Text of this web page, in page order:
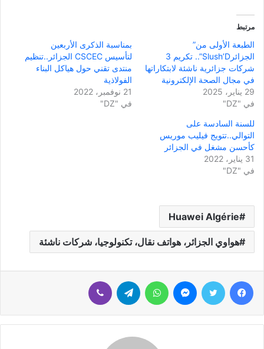
مرتبط
الطبعة الأولى من”
الجزائرSlush’D”.. تكريم 3
شركات جزائرية ناشئة لابتكاراتها
في مجال الصحة الإلكترونية
29 يناير، 2025
في "DZ"
بمناسبة الذكرى الأربعين
لتأسيس CSCEC الجزائر..تنظيم
منتدى تقني حول هياكل البناء
الفولاذية
21 نوفمبر، 2022
في "DZ"
للسنة السادسة على
التوالي..تتويج فيليب موريس
كأحسن مشغل في الجزائر
31 يناير، 2022
في "DZ"
Huawei Algérie
هواوي الجزائر، هواتف نقال، تكنولوجيا، شركات ناشئة
فيسبوك تويتر ماسنجر واتساب تيلقرام